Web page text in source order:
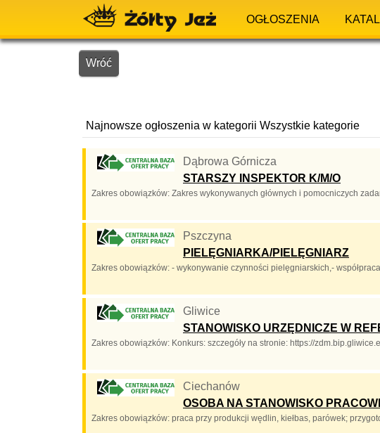
OGŁOSZENIA
Wróć
Najnowsze ogłoszenia w kategorii Wszystkie kategorie
Dąbrowa Górnicza
STARSZY INSPEKTOR K/M/O
Zakres obowiązków: Zakres wykonywanych głównych i pomocniczych
Pszczyna
PIELĘGNIARKA/PIELĘGNIARZ
Zakres obowiązków: - wykonywanie czynności pielęgniarskich,-
Gliwice
STANOWISKO URZĘDNICZE W
Zakres obowiązków: Konkurs: szczegóły na stronie: https://
Ciechanów
OSOBA NA STANOWISKO
Zakres obowiązków: praca przy produkcji wędlin, kiełbas, parówek;